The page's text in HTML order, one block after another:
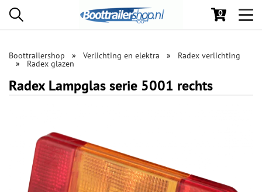
0
Boottrailershop Verlichting en elektra Radex verlichting
Radex glazen
Radex Lampglas serie 5001 rechts